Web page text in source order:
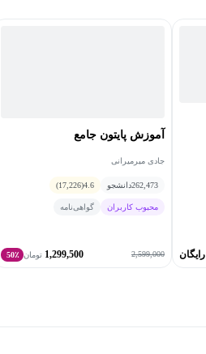
رایگان
آموزش پایتون جامع
جادی میرمیرانی
262,473دانشجو 4.6
(17,226)
محبوب کاربران گواهی‌نامه
2,599,000
1,299,500 تومان 50٪